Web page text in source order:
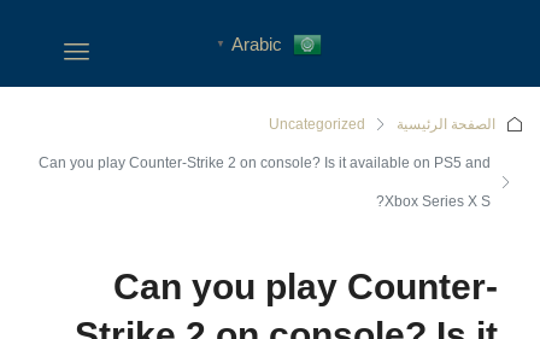
Arabic
▼
الصفحة الرئيسية Uncategorized
Can you play Counter-Strike 2 on console? Is it available on PS5 and
Xbox Series X S?
Can you play Counter-